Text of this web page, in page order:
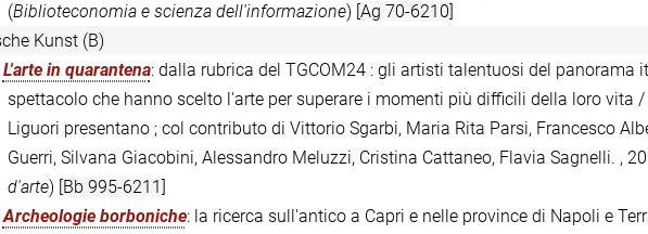
(Biblioteconomia e scienza dell'informazione) [Ag 70-6210]
Kunst (B)
L'arte in quarantena: dalla rubrica del TGCOM24 : gli artisti talentuosi del panorama
spettacolo che hanno scelto l'arte per superare i momenti più difficili della loro vita
Liguori presentano ; col contributo di Vittorio Sgarbi, Maria Rita Parsi, Francesco
Guerri, Silvana Giacobini, Alessandro Meluzzi, Cristina Cattaneo, Flavia Sagnelli. ,
d'arte) [Bb 995-6211]
Archeologie borboniche: la ricerca sull'antico a Capri e nelle province di Napoli e